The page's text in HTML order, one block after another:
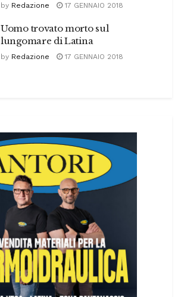
by Redazione 17 GENNAIO 2018
Uomo trovato morto sul
lungomare di Latina
by Redazione 17 GENNAIO 2018